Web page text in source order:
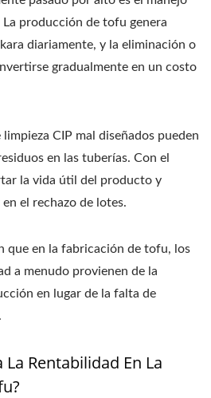
La producción de tofu genera
diariamente, y la eliminación o
gradualmente en un costo
CIP mal diseñados pueden
en las tuberías. Con el
la vida útil del producto y
el rechazo de lotes.
que en la fabricación de tofu, los
a menudo provienen de la
en lugar de la falta de
Rentabilidad En La